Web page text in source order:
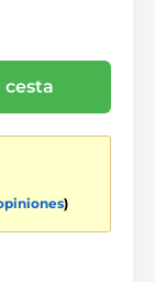
cesta
)